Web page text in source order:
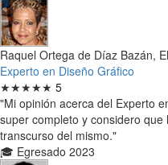
Raquel Ortega de Díaz Bazán,
Experto en Diseño Gráfico
★★★★★ 5
"Mi opinión acerca del Experto
super completo y considero
transcurso del mismo."
🎓 Egresado 2023